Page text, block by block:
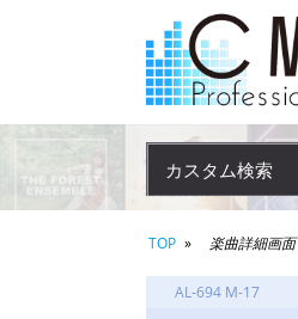
カスタム検索
TOP 楽曲詳細画面
AL-694 M-17